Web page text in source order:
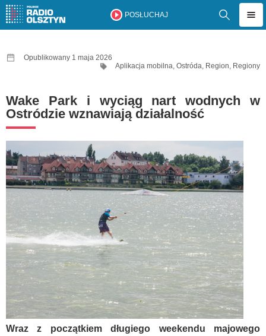
POSŁUCHAJ
Opublikowany 1 maja 2026
Aplikacja mobilna, Ostróda, Region, Regiony
Wake Park i wyciąg nart wodnych w
Ostródzie wznawiają działalność
Wraz z początkiem długiego weekendu majowego